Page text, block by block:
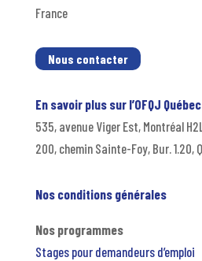
France
Nous contacter
En savoir plus sur l’OFQJ Québec
535, avenue Viger Est, Montréal
200, chemin Sainte-Foy, Bur. 1.20,
Nos conditions générales
Nos programmes
Stages pour demandeurs d’emploi